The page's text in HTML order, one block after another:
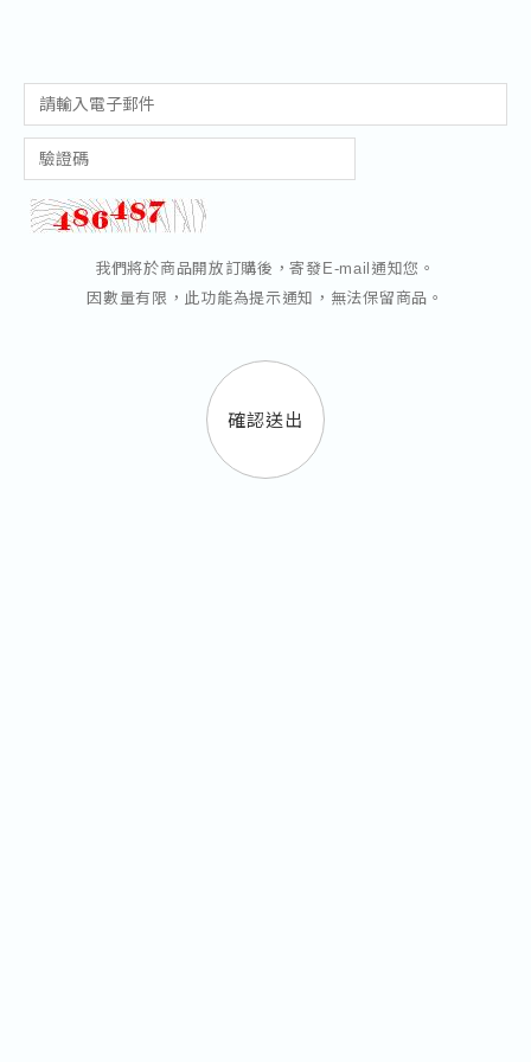
我們將於商品開放訂購後，寄發E-mail通知您。
因數量有限，此功能為提示通知，無法保留商品。
確認送出